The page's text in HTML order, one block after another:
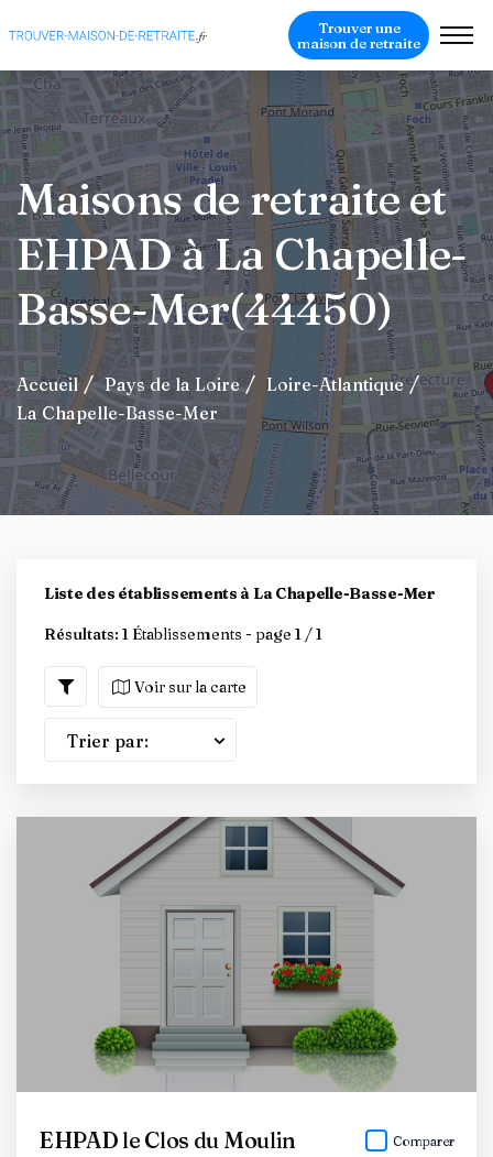
Trouver une
maison de retraite
Maisons de retraite et
EHPAD à La Chapelle-
Basse-Mer(44450)
Accueil Pays de la Loire
Loire-Atlantique
La Chapelle-Basse-Mer
Liste des établissements à La Chapelle-Basse-Mer
Résultats: 1 Établissements - page 1 / 1
Voir sur la carte
Trier par:
EHPAD le Clos du Moulin Comparer